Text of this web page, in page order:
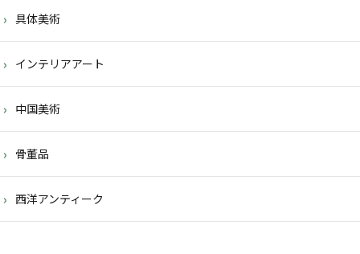
具体美術
インテリアアート
中国美術
骨董品
西洋アンティーク